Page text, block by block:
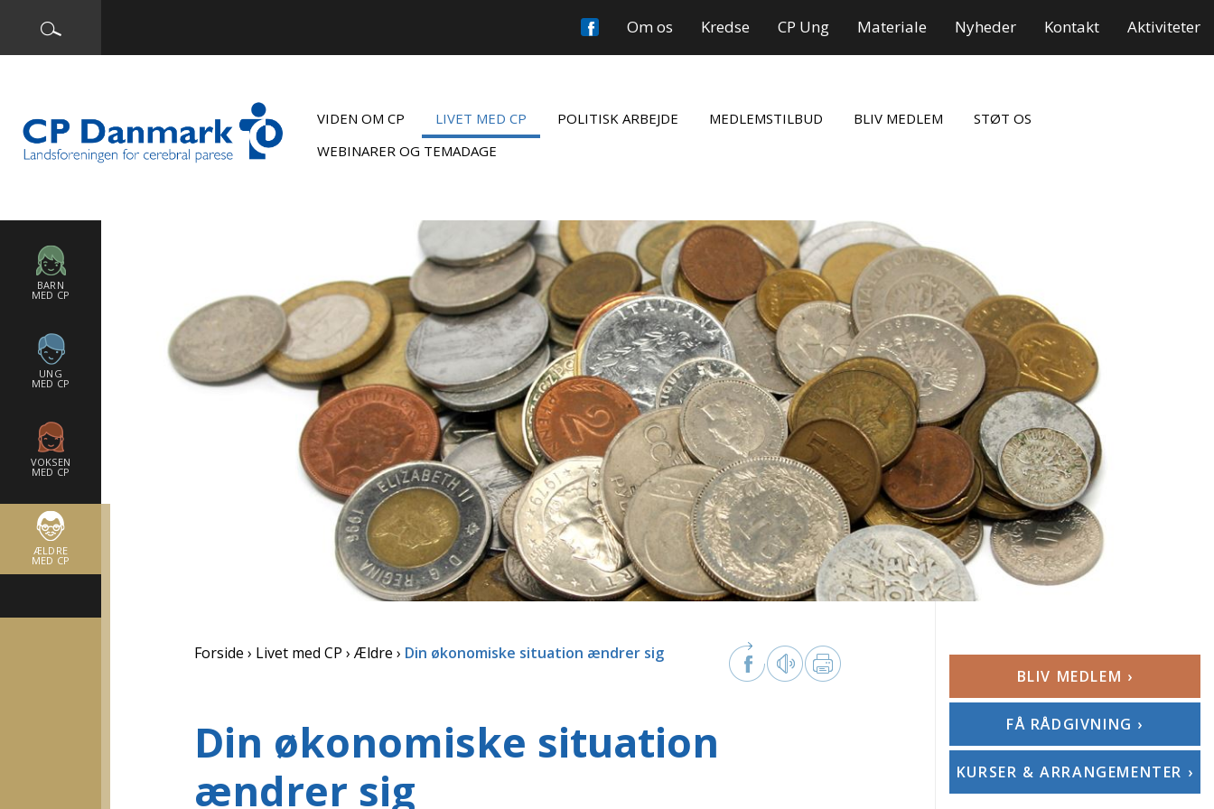
Om os Kredse CP Ung Materiale Nyheder Kontakt Aktiviteter
VIDEN OM CP LIVET MED CP POLITISK ARBEJDE MEDLEMSTILBUD BLIV MEDLEM
STØT OS
WEBINARER OG TEMADAGE
BARN
MED CP
UNG
MED CP
VOKSEN
MED CP
ÆLDRE
MED CP
Forside Livet med CP Ældre Din økonomiske situation ændrer sig
Din økonomiske situation
ændrer sig
BLIV MEDLEM ›
FÅ RÅDGIVNING ›
KURSER & ARRANGEMENTER ›